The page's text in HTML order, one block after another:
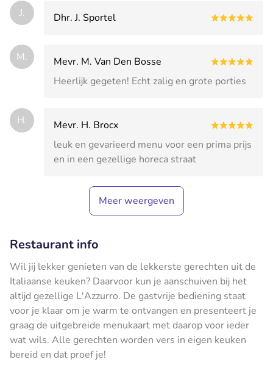
J. Dhr. J. Sportel
M.
Mevr. M. Van Den Bosse
Heerlijk gegeten! Echt zalig en grote porties
H.
Mevr. H. Brocx
leuk en gevarieerd menu voor een prima prijs
en in een gezellige horeca straat
Meer weergeven
Restaurant info
Wil jij lekker genieten van de lekkerste gerechten uit de
Italiaanse keuken? Daarvoor kun je aanschuiven bij het
altijd gezellige L'Azzurro. De gastvrije bediening staat
voor je klaar om je warm te ontvangen en presenteert je
graag de uitgebreide menukaart met daarop voor ieder
wat wils. Alle gerechten worden vers in eigen keuken
bereid en dat proef je!